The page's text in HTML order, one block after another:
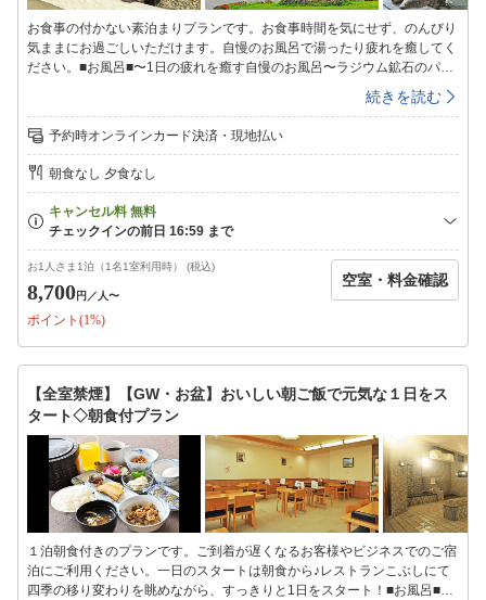
お食事の付かない素泊まりプランです。お食事時間を気にせず、のんびり
気ままにお過ごしいただけます。自慢のお風呂で湯ったり疲れを癒してく
ださい。■お風呂■〜1日の疲れを癒す自慢のお風呂〜ラジウム鉱石のパワ
ーを秘めたラドン湯を始め、泡風呂、打たせ湯、露天風呂、水風呂、サウ
ナなど多彩なお風呂をご用意しております。情緒あふれる露天風呂では四
季折々の景色を感じながらゆったりとご入浴頂けます。＜ご利用時間＞
24:00まで翌日は6:00〜8:00（サウナは10:00〜21:00）■夕食のご案内■〜
地元の新鮮な素材が好評〜＜食事会場＞：レストランこぶし＜営業時間
＞：17:00〜20:00（ラストオーダー19:30）■インターネット■ホテル館内
(ロビー等)にてインターネット無線LAN接続が可能です。チェックイン＝
15：00〜23：00チェックアウト＝10：00
続きを読む
予約時オンラインカード決済・現地払い
朝食なし 夕食なし
お1人さま1泊（1名1室利用時） (税込)
8,700円 ／人〜
ポイント(1%)
空室・料金確認
【全室禁煙】【GW・お盆】おいしい朝ご飯で元気な１日をス
タート◇朝食付プラン
１泊朝食付きのプランです。ご到着が遅くなるお客様やビジネスでのご宿
泊にご利用ください。一日のスタートは朝食から♪レストランこぶしにて
四季の移り変わりを眺めながら、すっきりと1日をスタート！■お風呂■〜